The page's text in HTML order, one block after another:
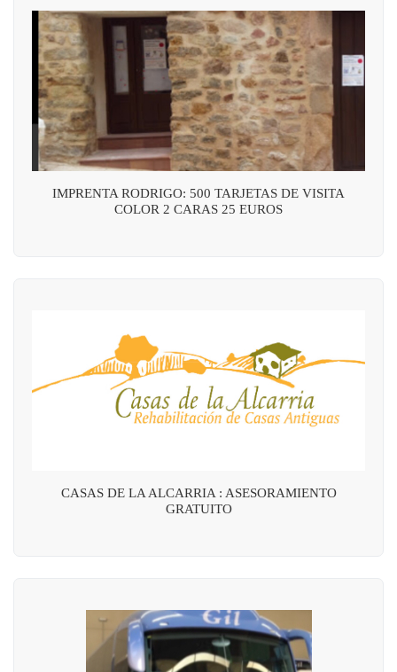
IMPRENTA RODRIGO: 500 TARJETAS DE VISITA
COLOR 2 CARAS 25 EUROS
CASAS DE LA ALCARRIA : ASESORAMIENTO
GRATUITO